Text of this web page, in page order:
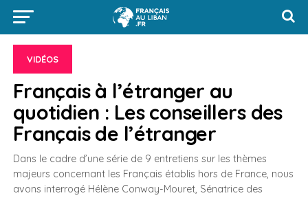
VIDÉOS
Français à l’étranger au
quotidien : Les conseillers des
Français de l’étranger
Dans le cadre d’une série de 9 entretiens sur les thèmes
majeurs concernant les Français établis hors de France, nous
avons interrogé Hélène Conway-Mouret, Sénatrice des